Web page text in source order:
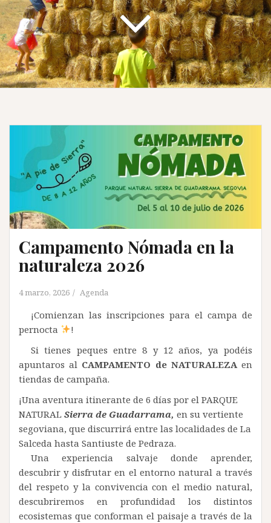
Campamento Nómada en la
naturaleza 2026
4 marzo, 2026 Agenda
¡Comienzan las inscripciones para el campa de
pernocta
!
Si tienes peques entre 8 y 12 años, ya podéis
apuntaros al CAMPAMENTO de NATURALEZAen
tiendas de campaña.
¡Una aventura itinerante de 6 días por el PARQUE
NATURAL Sierra de Guadarrama, en su vertiente
segoviana, que discurrirá entre las localidades de La
Salceda hasta Santiuste de Pedraza.
Una experiencia salvaje donde aprender,
descubrir y disfrutar en el entorno natural a través
del respeto y la convivencia con el medio natural,
descubriremos en profundidad los distintos
ecosistemas que conforman el paisaje a través de la